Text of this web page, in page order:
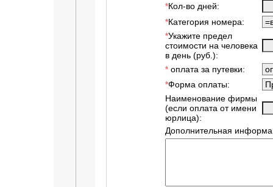
*Кол-во дней:
*Категория номера:
*Укажите предел
стоимости на человека
в день (руб.):
* оплата за путевки:
*Форма оплаты:
Наименование фирмы
(если оплата от имени
юрлица):
Дополнительная